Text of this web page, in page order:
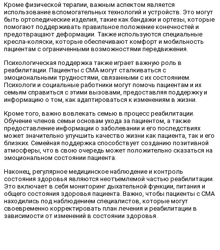
Кроме физической терапии, важным аспектом является
использование вспомогательных технологий и устройств. Это могут
быть ортопедические изделия, такие как бандажи и ортезы, которые
помогают поддерживать правильное положение конечностей и
предотвращают деформации. Также используются специальные
кресла-коляски, которые обеспечивают комфорт и мобильность
пациентам с ограниченными возможностями передвижения.
Психологическая поддержка также играет важную роль в
реабилитации. Пациенты с СМА могут сталкиваться с
эмоциональными трудностями, связанными с их состоянием.
Психологи и социальные работники могут помочь пациентам и их
семьям справиться с этими вызовами, предоставляя поддержку и
информацию о том, как адаптироваться к изменениям в жизни.
Кроме того, важно вовлекать семью в процесс реабилитации.
Обучение членов семьи основам ухода за пациентом, а также
предоставление информации о заболевании и его последствиях
может значительно улучшить качество жизни как пациента, так и его
близких. Семейная поддержка способствует созданию позитивной
атмосферы, что в свою очередь может положительно сказаться на
эмоциональном состоянии пациента.
Наконец, регулярное медицинское наблюдение и контроль
состояния здоровья являются неотъемлемой частью реабилитации.
Это включает в себя мониторинг дыхательной функции, питания и
общего состояния здоровья пациента. Важно, чтобы пациенты с СМА
находились под наблюдением специалистов, которые могут
своевременно корректировать план лечения и реабилитации в
зависимости от изменений в состоянии здоровья.